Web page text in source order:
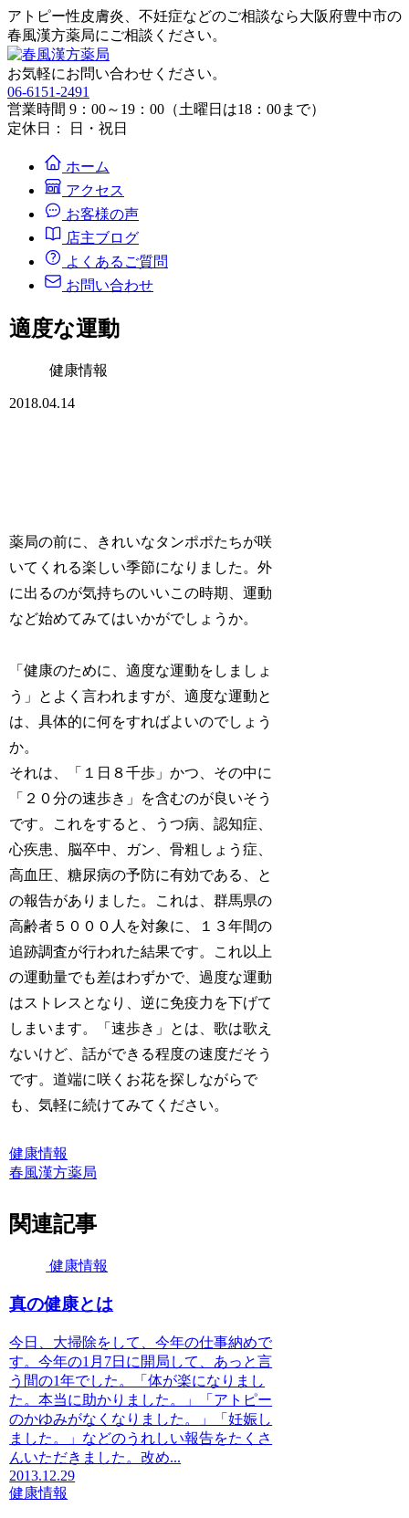
アトピー性皮膚炎、不妊症などのご相談なら大阪府豊中市の
春風漢方薬局にご相談ください。
お気軽にお問い合わせください。
06-6151-2491
営業時間 9：00～19：00（土曜日は18：00まで）
定休日： 日・祝日
ホーム
アクセス
お客様の声
店主ブログ
よくあるご質問
お問い合わせ
適度な運動
健康情報
2018.04.14
薬局の前に、きれいなタンポポたちが咲
いてくれる楽しい季節になりました。外
に出るのが気持ちのいいこの時期、運動
など始めてみてはいかがでしょうか。
「健康のために、適度な運動をしましょ
う」とよく言われますが、適度な運動と
は、具体的に何をすればよいのでしょう
か。
それは、「１日８千歩」かつ、その中に
「２０分の速歩き」を含むのが良いそう
です。これをすると、うつ病、認知症、
心疾患、脳卒中、ガン、骨粗しょう症、
高血圧、糖尿病の予防に有効である、と
の報告がありました。これは、群馬県の
高齢者５０００人を対象に、１３年間の
追跡調査が行われた結果です。これ以上
の運動量でも差はわずかで、過度な運動
はストレスとなり、逆に免疫力を下げて
しまいます。「速歩き」とは、歌は歌え
ないけど、話ができる程度の速度だそう
です。道端に咲くお花を探しながらで
も、気軽に続けてみてください。
健康情報
春風漢方薬局
関連記事
健康情報
真の健康とは
今日、大掃除をして、今年の仕事納めで
す。今年の1月7日に開局して、あっと言
う間の1年でした。「体が楽になりまし
た。本当に助かりました。」「アトピー
のかゆみがなくなりました。」「妊娠し
ました。」などのうれしい報告をたくさ
んいただきました。改め...
2013.12.29
健康情報